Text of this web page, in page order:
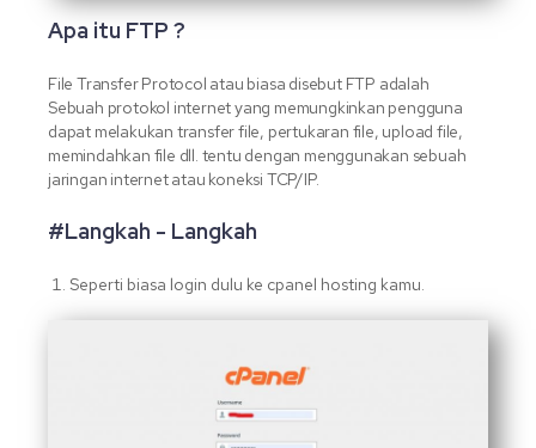
Apa itu FTP ?
File Transfer Protocol atau biasa disebut FTP adalah
Sebuah protokol internet yang memungkinkan pengguna
dapat melakukan transfer file, pertukaran file, upload file,
memindahkan file dll. tentu dengan menggunakan sebuah
jaringan internet atau koneksi TCP/IP.
#Langkah - Langkah
Seperti biasa login dulu ke cpanel hosting kamu.